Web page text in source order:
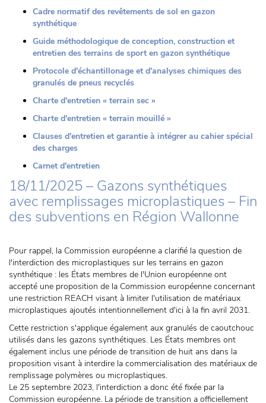
Cadre normatif des revêtements de sol en gazon
synthétique
Guide méthodologique de conception, construction et
entretien des terrains de sport en gazon synthétique
Protocole d'échantillonage et d'analyses chimiques des
granulés de pneus recyclés
Charte d'entretien « terrain sec »
Charte d'entretien « terrain mouillé »
Clauses d'entretien et garantie à intégrer au cahier spécial
des charges
Carnet d'entretien
18/11/2025 – Gazons synthétiques
avec remplissages microplastiques – Fin
des subventions en Région Wallonne
Pour rappel, la Commission européenne a clarifié la question de
l'interdiction des microplastiques sur les terrains en gazon
synthétique : les États membres de l'Union européenne ont
accepté une proposition de la Commission européenne concernant
une restriction REACH visant à limiter l'utilisation de matériaux
microplastiques ajoutés intentionnellement d'ici à la fin avril 2031.
Cette restriction s'applique également aux granulés de caoutchouc
utilisés dans les gazons synthétiques. Les États membres ont
également inclus une période de transition de huit ans dans la
proposition visant à interdire la commercialisation des matériaux de
remplissage polymères ou microplastiques.
Le 25 septembre 2023, l'interdiction a donc été fixée par la
Commission européenne. La période de transition a officiellement